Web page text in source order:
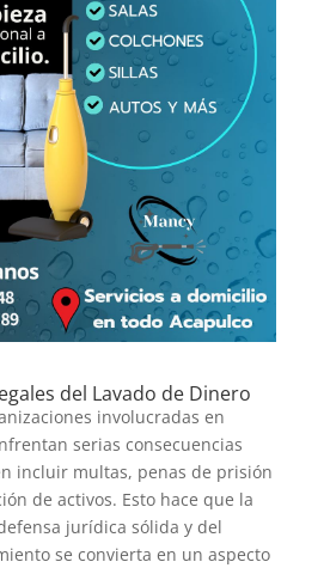
del Lavado de Dinero
involucradas en
serias consecuencias
incluir multas, penas de prisión
de activos. Esto hace que la
jurídica sólida y del
se convierta en un aspecto